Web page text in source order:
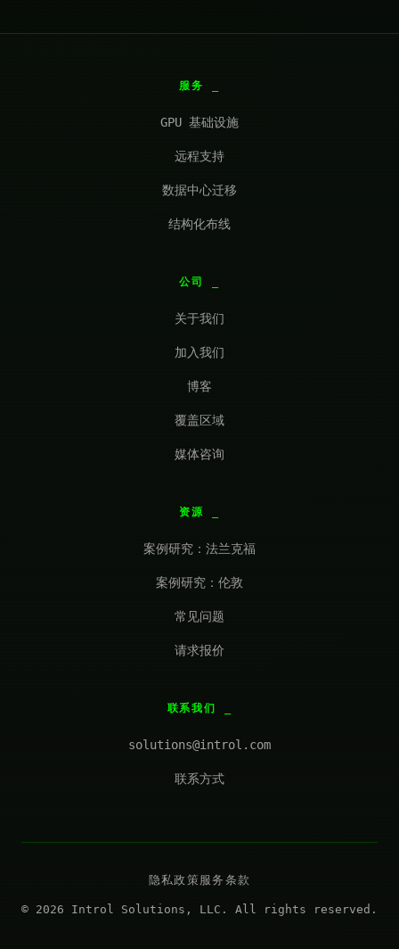
服务
GPU 基础设施
远程支持
数据中心迁移
结构化布线
公司
关于我们
加入我们
博客
覆盖区域
媒体咨询
资源
案例研究：法兰克福
案例研究：伦敦
常见问题
请求报价
联系我们
solutions@introl.com
联系方式
隐私政策服务条款
© 2026 Introl Solutions, LLC. All rights reserved.